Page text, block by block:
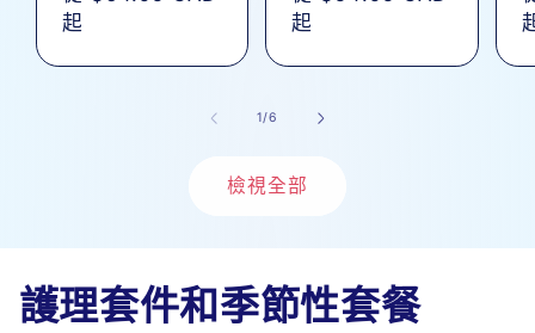
價
起
價
起
1//6
檢視全部
護理套件和季節性套餐